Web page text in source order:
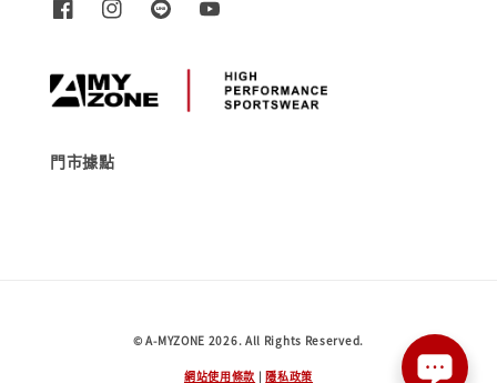
門市據點
© A-MYZONE 2026. All Rights Reserved.
網站使用條款 |隱私政策